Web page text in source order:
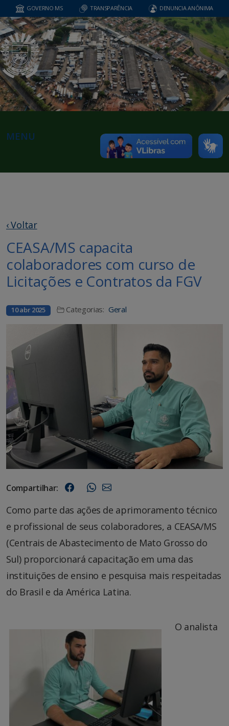
GOVERNO MS TRANSPARÊNCIA DENUNCIA ANÔNIMA
MENU
‹ Voltar
CEASA/MS capacita
colaboradores com curso de
Licitações e Contratos da FGV
10 abr 2025 Categorias: Geral
Compartilhar:
Como parte das ações de aprimoramento técnico
e profissional de seus colaboradores, a CEASA/MS
(Centrais de Abastecimento de Mato Grosso do
Sul) proporcionará capacitação em uma das
instituições de ensino e pesquisa mais respeitadas
do Brasil e da América Latina.
O analista